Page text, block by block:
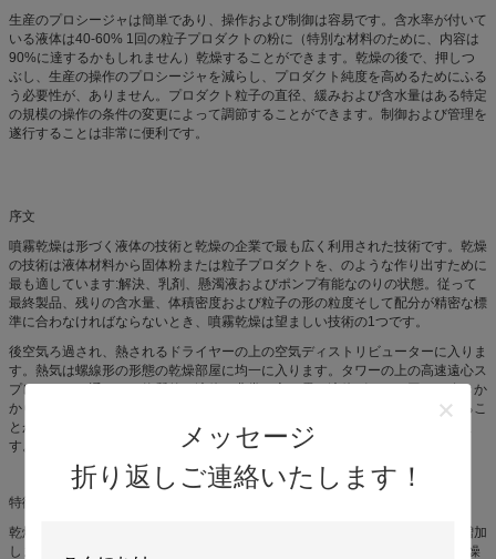
メッセージ
折り返しご連絡いたします！
生産のプロシージャは簡単であり、操作および制御は容易です。含水率が付いて
いる液体は40-60% 1回の粒子プロダクトの粉に（特別な材料のために、内容は
90%に達するかもしれません）乾燥することができます。乾燥の後で、押しつ
ぶし、生産の操作のプロシージャを減らし、プロダクト純度を高めるためにふる
う必要性が、ありません。プロダクト粒子の直径、緩みおよび含水量はある特定
の規模の操作の条件の変更によって調節することができます。制御および管理を
遂行することは非常に便利です。
序文
噴霧乾燥は形づく液体の技術と乾燥の企業で最も広く利用された技術です。乾燥
の技術は液体材料から固体粉または粒子プロダクトを、のような作り出すために
最も適しています:解決、乳剤、懸濁液およびポンプ有能なのりの状態。従って
最終製品、残りの含水量、体積密度および粒子の形の粒度そして配分が精密な標
準に合わなければならないとき、噴霧乾燥は望ましい技術の1つです。
後空気ろ過され、熱されるドライヤーの上の空気ディストリビューターに入りま
す。熱気は螺線形の形態の乾燥部屋に均一に入ります。タワーの上の高速遠心ス
プレーヤーを通って、物質的な液体は非常に良い霧の液体ビードに回り、吹きか
かります。熱空気の連絡の非常に短い時によって、材料は最終製品に乾燥するこ
とができます。最終製品は乾燥タワーの底とサイクロンから絶えず排出されま
す。不用なガスは送風機から排出されます。
特徴:
乾燥の速度は物質的な液体が粉砕されるとき高いです、材料の表面積非常に増加
します。熱気流れでは、水の95%-98%は時に蒸発させることができます。乾燥